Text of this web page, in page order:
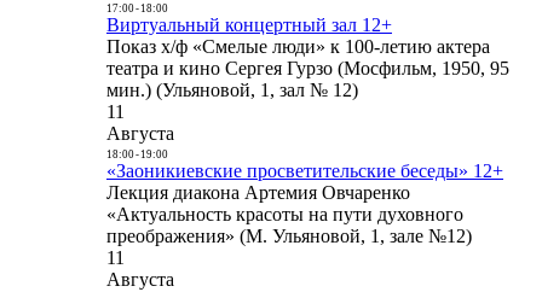
17:00- 18:00
Виртуальный концертный зал 12+
Показ х/ф «Смелые люди» к 100-летию актера
театра и кино Сергея Гурзо (Мосфильм, 1950, 95
мин.) (Ульяновой, 1, зал № 12)
11
Августа
18:00- 19:00
«Заоникиевские просветительские беседы» 12+
Лекция диакона Артемия Овчаренко
«Актуальность красоты на пути духовного
преображения» (М. Ульяновой, 1, зале №12)
11
Августа